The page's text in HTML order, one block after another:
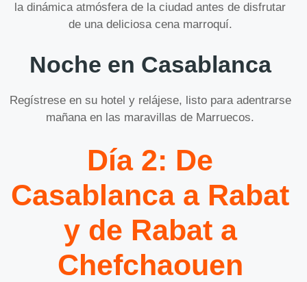
la dinámica atmósfera de la ciudad antes de disfrutar
de una deliciosa cena marroquí.
Noche en Casablanca
Regístrese en su hotel y relájese, listo para adentrarse
mañana en las maravillas de Marruecos.
Día 2: De
Casablanca a Rabat
y de Rabat a
Chefchaouen